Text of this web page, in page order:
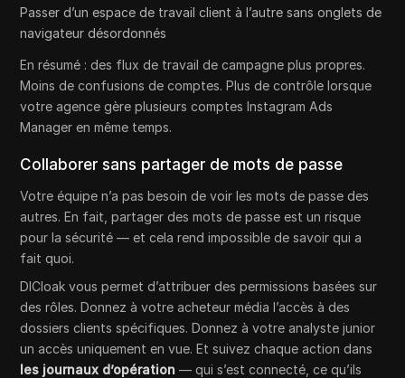
Passer d’un espace de travail client à l’autre sans onglets de
navigateur désordonnés
En résumé : des flux de travail de campagne plus propres.
Moins de confusions de comptes. Plus de contrôle lorsque
votre agence gère plusieurs comptes Instagram Ads
Manager en même temps.
Collaborer sans partager de mots de passe
Votre équipe n’a pas besoin de voir les mots de passe des
autres. En fait, partager des mots de passe est un risque
pour la sécurité — et cela rend impossible de savoir qui a
fait quoi.
DICloak vous permet d’attribuer des permissions basées sur
des rôles. Donnez à votre acheteur média l’accès à des
dossiers clients spécifiques. Donnez à votre analyste junior
un accès uniquement en vue. Et suivez chaque action dans
les journaux d’opération — qui s’est connecté, ce qu’ils